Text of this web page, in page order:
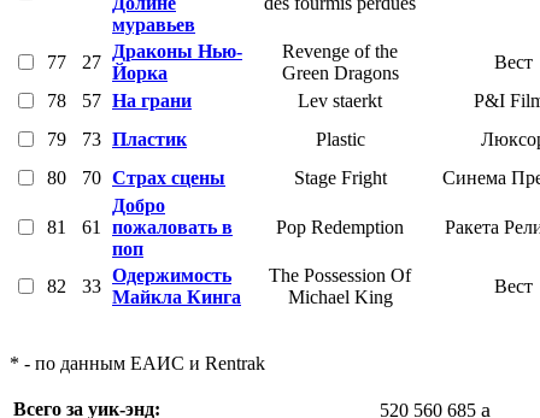
муравьев
77 27
Драконы Нью-
Йорка
Revenge of the
Green Dragons
Вест
78
57 На грани Lev staerkt
P&I
79
73 Пластик Plastic
80
70 Страх сцены Stage Fright Синема
81 61
Добро
пожаловать в
поп
Pop Redemption Ракета
82 33
Одержимость
Майкла Кинга
The Possession Of
Michael King
Вест
* - по данным ЕАИС и Rentrak
Всего за уик-энд: 520 560 685 a